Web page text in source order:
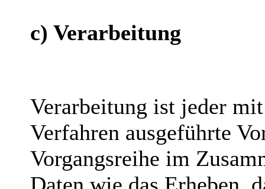
c) Verarbeitung
Verarbeitung ist jeder
Verfahren ausgeführte
Vorgangsreihe im